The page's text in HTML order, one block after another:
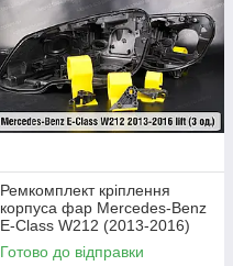
Ремкомплект кріплення
корпуса фар Mercedes-Benz
E-Class W212 (2013-2016)
рест лівий – 3 од.
Готово до відправки